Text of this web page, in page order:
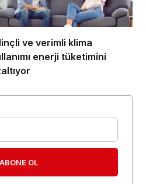
ve verimli klima
enerji tüketimini
ABONE OL